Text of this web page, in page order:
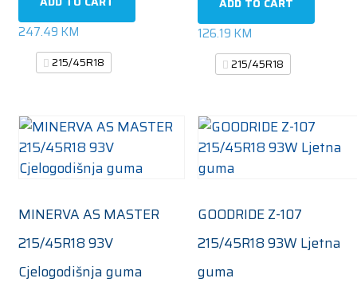
247.49 KM
215/45R18
126.19 KM
215/45R18
MINERVA AS MASTER
215/45R18 93V
Cjelogodišnja guma
GOODRIDE Z-107
215/45R18 93W Ljetna
guma